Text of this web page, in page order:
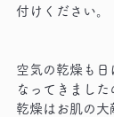
付けください。
空気の乾燥も日
なってきました
乾燥はお肌の大